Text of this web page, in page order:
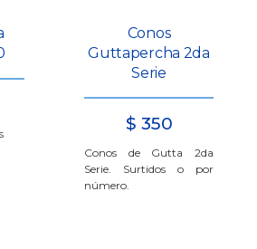
Conos
Guttapercha 2da
Serie
$ 350
Conos de Gutta 2da
Serie. Surtidos o por
número.